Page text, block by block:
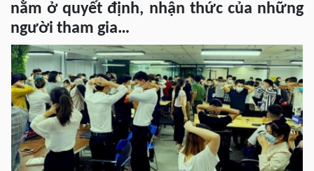
nằm ở quyết định, nhận thức của những
người tham gia…